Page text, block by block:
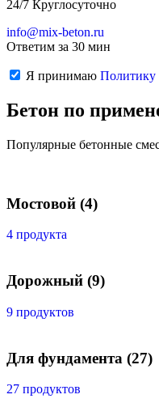
24/7 Круглосуточно
info@mix-beton.ru
Ответим за 30 мин
Я принимаю Политику
Бетон по
Популярные бетонные
Мостовой (4)
4 продукта
Дорожный (9)
9 продуктов
Для фундамента (27)
27 продуктов